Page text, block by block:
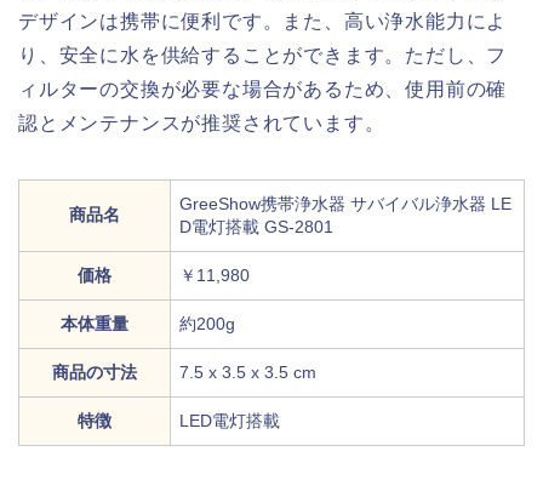
デザインは携帯に便利です。また、高い浄水能力によ
り、安全に水を供給することができます。ただし、フ
ィルターの交換が必要な場合があるため、使用前の確
認とメンテナンスが推奨されています。
商品名
GreeShow携帯浄水器 サバイバル浄水器 LE
D電灯搭載 GS-2801
価格 ￥11,980
本体重量 約200g
商品の寸法 7.5 x 3.5 x 3.5 cm
特徴 LED電灯搭載